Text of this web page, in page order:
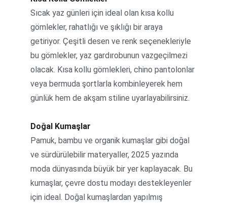
Sıcak yaz günleri için ideal olan kısa kollu
gömlekler, rahatlığı ve şıklığı bir araya
getiriyor. Çeşitli desen ve renk seçenekleriyle
bu gömlekler, yaz gardırobunun vazgeçilmezi
olacak. Kısa kollu gömlekleri, chino pantolonlar
veya bermuda şortlarla kombinleyerek hem
günlük hem de akşam stiline uyarlayabilirsiniz.
Doğal Kumaşlar
Pamuk, bambu ve organik kumaşlar gibi doğal
ve sürdürülebilir materyaller, 2025 yazında
moda dünyasında büyük bir yer kaplayacak. Bu
kumaşlar, çevre dostu modayı destekleyenler
için ideal. Doğal kumaşlardan yapılmış